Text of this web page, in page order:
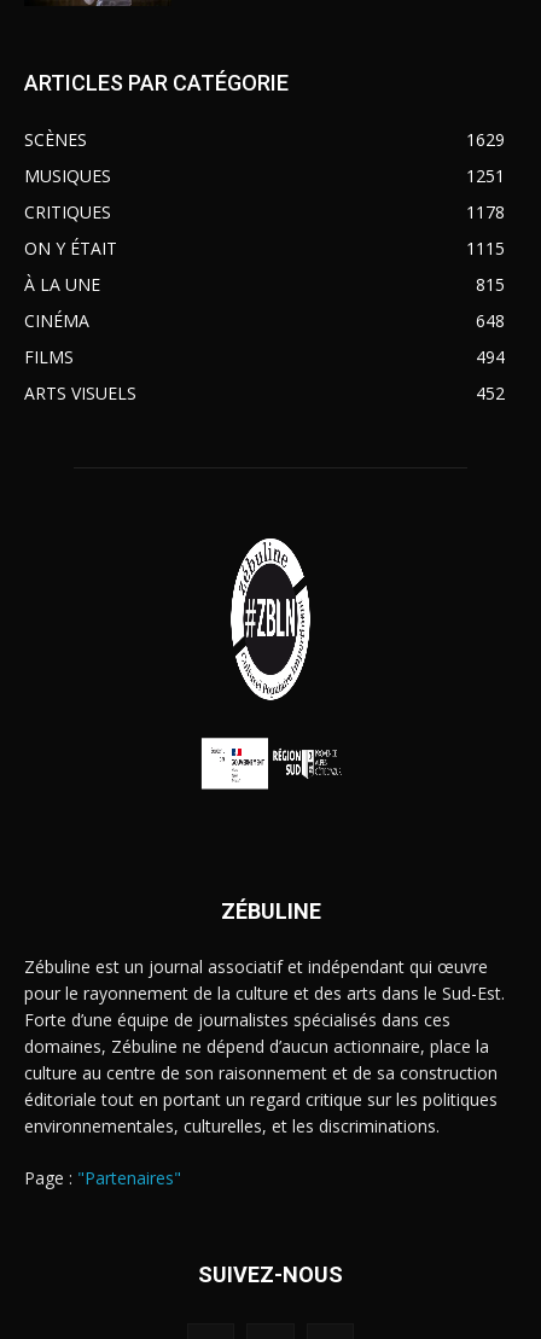
ARTICLES PAR CATÉGORIE
SCÈNES
1629
MUSIQUES
1251
CRITIQUES
1178
ON Y ÉTAIT
1115
À LA UNE
815
CINÉMA
648
FILMS
494
ARTS VISUELS
452
ZÉBULINE
Zébuline est un journal associatif et indépendant qui œuvre
pour le rayonnement de la culture et des arts dans le Sud-Est.
Forte d’une équipe de journalistes spécialisés dans ces
domaines, Zébuline ne dépend d’aucun actionnaire, place la
culture au centre de son raisonnement et de sa construction
éditoriale tout en portant un regard critique sur les politiques
environnementales, culturelles, et les discriminations.
Page : "Partenaires"
SUIVEZ-NOUS